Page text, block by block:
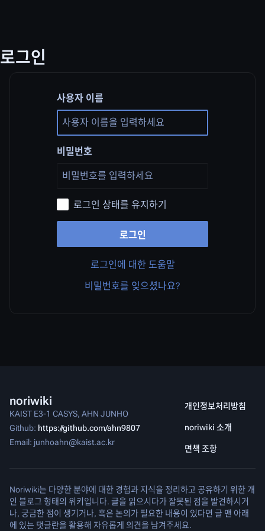
로그인
사용자 이름
비밀번호
로그인 상태를 유지하기
로그인
로그인에 대한 도움말
비밀번호를 잊으셨나요?
noriwiki
KAIST E3-1 CASYS, AHN JUNHO
Github: https://github.com/ahn9807
Email: junhoahn@kaist.ac.kr
개인정보처리방침
noriwiki 소개
면책 조항
Noriwiki는 다양한 분야에 대한 경험과 지식을 정리하고 공유하기 위한 개
인 블로그 형태의 위키입니다. 글을 읽으시다가 잘못된 점을 발견하시거
나, 궁금한 점이 생기거나, 혹은 논의가 필요한 내용이 있다면 글 맨 아래
에 있는 댓글란을 활용해 자유롭게 의견을 남겨주세요.